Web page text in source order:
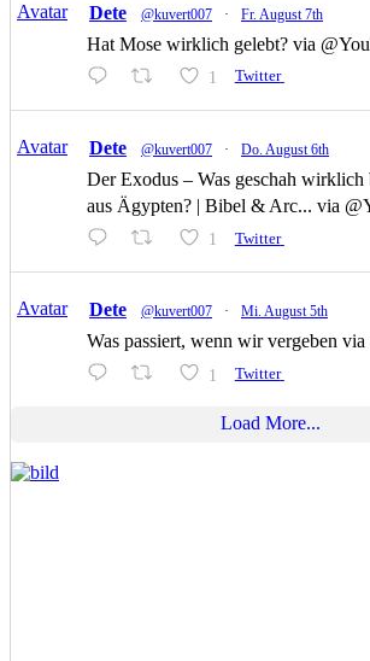
Avatar Dete @kuvert007 · Fr. August 7th
Hat Mose wirklich gelebt? via
1 Twitter
Avatar Dete @kuvert007 · Do. August 6th
Der Exodus – Was geschah wirklich
aus Ägypten? | Bibel & Arc... via
1 Twitter
Avatar Dete @kuvert007 · Mi. August 5th
Was passiert, wenn wir vergeben
1 Twitter
Load More...